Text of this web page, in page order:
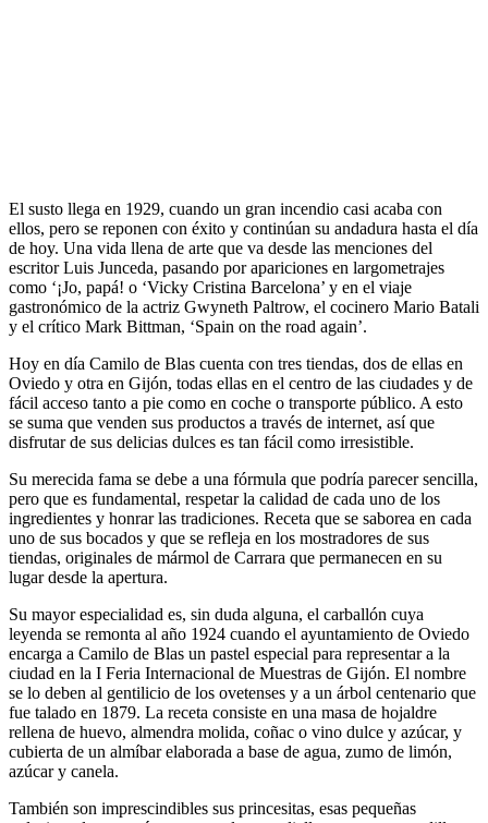
El susto llega en 1929, cuando un gran incendio casi acaba con
ellos, pero se reponen con éxito y continúan su andadura hasta el día
de hoy. Una vida llena de arte que va desde las menciones del
escritor Luis Junceda, pasando por apariciones en largometrajes
como ‘¡Jo, papá! o ‘Vicky Cristina Barcelona’ y en el viaje
gastronómico de la actriz Gwyneth Paltrow, el cocinero Mario Batali
y el crítico Mark Bittman, ‘Spain on the road again’.
Hoy en día Camilo de Blas cuenta con tres tiendas, dos de ellas en
Oviedo y otra en Gijón, todas ellas en el centro de las ciudades y de
fácil acceso tanto a pie como en coche o transporte público. A esto
se suma que venden sus productos a través de internet, así que
disfrutar de sus delicias dulces es tan fácil como irresistible.
Su merecida fama se debe a una fórmula que podría parecer sencilla,
pero que es fundamental, respetar la calidad de cada uno de los
ingredientes y honrar las tradiciones. Receta que se saborea en cada
uno de sus bocados y que se refleja en los mostradores de sus
tiendas, originales de mármol de Carrara que permanecen en su
lugar desde la apertura.
Su mayor especialidad es, sin duda alguna, el carballón cuya
leyenda se remonta al año 1924 cuando el ayuntamiento de Oviedo
encarga a Camilo de Blas un pastel especial para representar a la
ciudad en la I Feria Internacional de Muestras de Gijón. El nombre
se lo deben al gentilicio de los ovetenses y a un árbol centenario que
fue talado en 1879. La receta consiste en una masa de hojaldre
rellena de huevo, almendra molida, coñac o vino dulce y azúcar, y
cubierta de un almíbar elaborada a base de agua, zumo de limón,
azúcar y canela.
También son imprescindibles sus princesitas, esas pequeñas